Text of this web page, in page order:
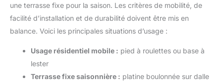
une terrasse fixe pour la saison. Les critères de mobilité, de
facilité d’installation et de durabilité doivent être mis en
balance. Voici les principales situations d’usage :
Usage résidentiel mobile : pied à roulettes ou base à
lester
Terrasse fixe saisonnière : platine boulonnée sur dalle